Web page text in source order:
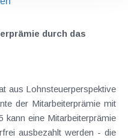
durch das
aus Lohnsteuerperspektive
der Mitarbeiterprämie mit
kann eine Mitarbeiterprämie
ausbezahlt werden - die